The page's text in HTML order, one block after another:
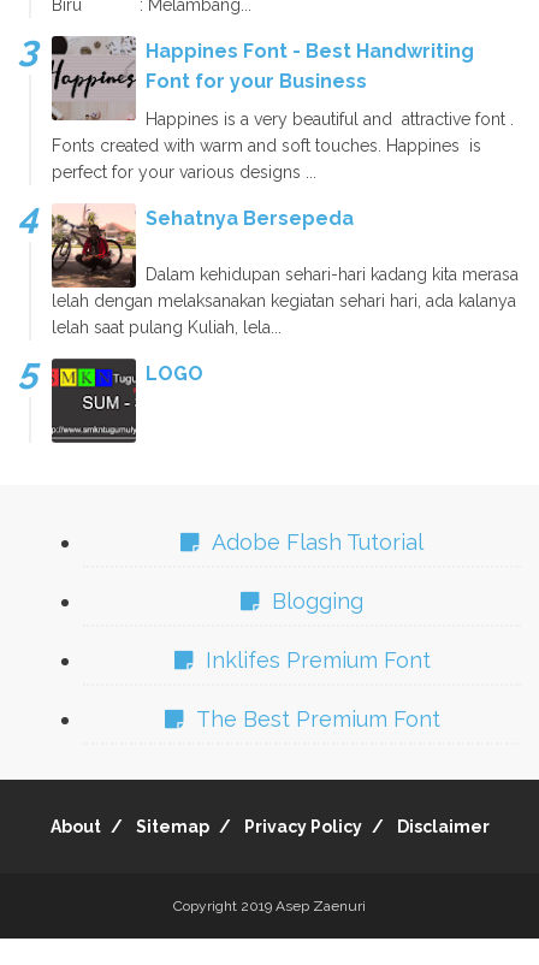
Biru : Melambang...
Happines Font - Best Handwriting
Font for your Business
Happines is a very beautiful and attractive font .
Fonts created with warm and soft touches. Happines is
perfect for your various designs ...
Sehatnya Bersepeda
Dalam kehidupan sehari-hari kadang kita merasa
lelah dengan melaksanakan kegiatan sehari hari, ada kalanya
lelah saat pulang Kuliah, lela...
LOGO
Adobe Flash Tutorial
Blogging
Inklifes Premium Font
The Best Premium Font
About Sitemap Privacy Policy Disclaimer
Copyright 2019 Asep Zaenuri